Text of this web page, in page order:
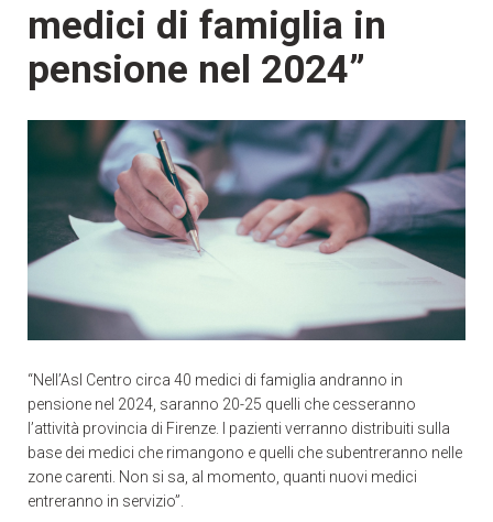
medici di famiglia in
pensione nel 2024”
“Nell’Asl Centro circa 40 medici di famiglia andranno in
pensione nel 2024, saranno 20-25 quelli che cesseranno
l’attività provincia di Firenze. I pazienti verranno distribuiti sulla
base dei medici che rimangono e quelli che subentreranno nelle
zone carenti. Non si sa, al momento, quanti nuovi medici
entreranno in servizio”.